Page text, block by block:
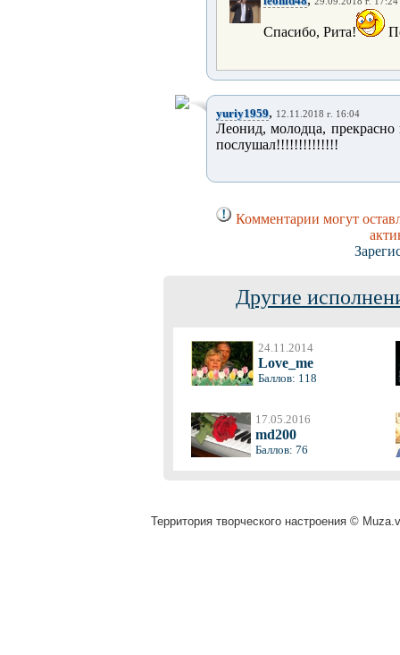
Спасибо, Рита!
yuriy1959, 12.11.2018 г. 16:04
Леонид, молодца,
послушал!!!!!!!!!!!!!!
Комментарии могут
Другие
24.11.2014
Love_me
Баллов: 118
17.05.2016
md200
Баллов: 76
Территория творческого настроения ©